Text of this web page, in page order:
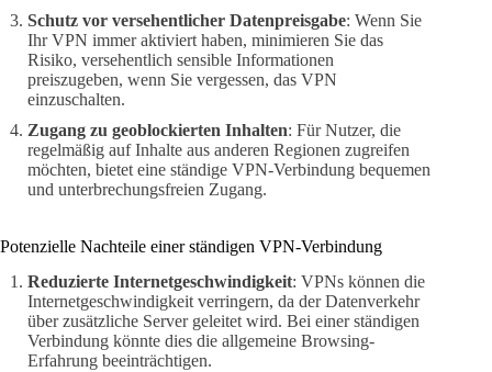
Schutz vor versehentlicher Datenpreisgabe: Wenn Sie
Ihr VPN immer aktiviert haben, minimieren Sie das
Risiko, versehentlich sensible Informationen
preiszugeben, wenn Sie vergessen, das VPN
einzuschalten.
Zugang zu geoblockierten Inhalten: Für Nutzer, die
regelmäßig auf Inhalte aus anderen Regionen zugreifen
möchten, bietet eine ständige VPN-Verbindung bequemen
und unterbrechungsfreien Zugang.
Potenzielle Nachteile einer ständigen VPN-Verbindung
Reduzierte Internetgeschwindigkeit: VPNs können die
Internetgeschwindigkeit verringern, da der Datenverkehr
über zusätzliche Server geleitet wird. Bei einer ständigen
Verbindung könnte dies die allgemeine Browsing-
Erfahrung beeinträchtigen.